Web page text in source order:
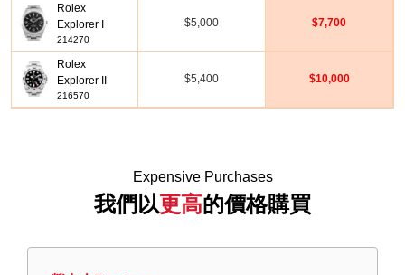
Rolex
Explorer I
214270
$5,000 $7,700
Rolex
Explorer II
216570
$5,400 $10,000
Expensive Purchases
我們以更高的價格購買